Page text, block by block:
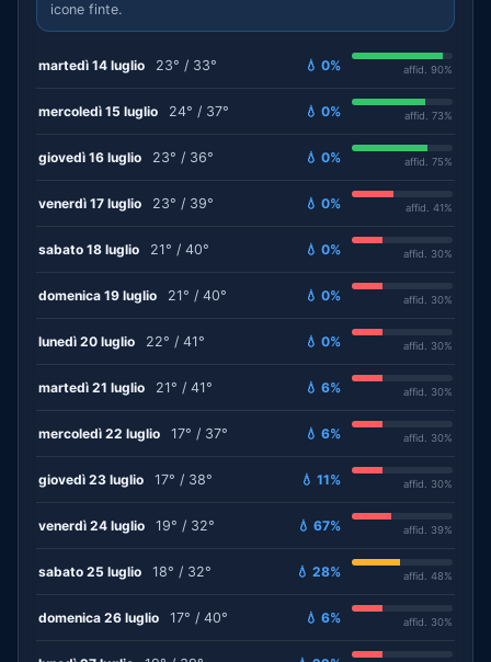
icone finte.
martedì 14 luglio 23° / 33° 💧 0% affid. 90%
mercoledì 15 luglio 24° / 37° 💧 0% affid. 73%
giovedì 16 luglio 23° / 36° 💧 0% affid. 75%
venerdì 17 luglio 23° / 39° 💧 0% affid. 41%
sabato 18 luglio 21° / 40° 💧 0% affid. 30%
domenica 19 luglio 21° / 40° 💧 0% affid. 30%
lunedì 20 luglio 22° / 41° 💧 0% affid. 30%
martedì 21 luglio 21° / 41° 💧 6% affid. 30%
mercoledì 22 luglio 17° / 37° 💧 6% affid. 30%
giovedì 23 luglio 17° / 38° 💧 11% affid. 30%
venerdì 24 luglio 19° / 32° 💧 67% affid. 39%
sabato 25 luglio 18° / 32° 💧 28% affid. 48%
domenica 26 luglio 17° / 40° 💧 6% affid. 30%